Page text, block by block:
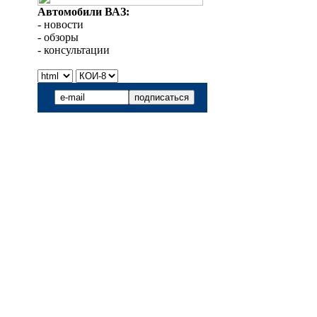
Автомобили ВАЗ:
- новости
- обзоры
- консультации